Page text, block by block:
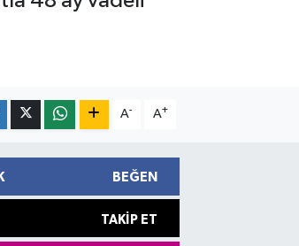
A- A+
BEĞEN
TAKIP ET